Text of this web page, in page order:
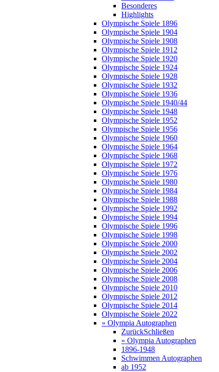
Besonderes
Highlights
Olympische Spiele 1896
Olympische Spiele 1904
Olympische Spiele 1908
Olympische Spiele 1912
Olympische Spiele 1920
Olympische Spiele 1924
Olympische Spiele 1928
Olympische Spiele 1932
Olympische Spiele 1936
Olympische Spiele 1940/44
Olympische Spiele 1948
Olympische Spiele 1952
Olympische Spiele 1956
Olympische Spiele 1960
Olympische Spiele 1964
Olympische Spiele 1968
Olympische Spiele 1972
Olympische Spiele 1976
Olympische Spiele 1980
Olympische Spiele 1984
Olympische Spiele 1988
Olympische Spiele 1992
Olympische Spiele 1994
Olympische Spiele 1996
Olympische Spiele 1998
Olympische Spiele 2000
Olympische Spiele 2002
Olympische Spiele 2004
Olympische Spiele 2006
Olympische Spiele 2008
Olympische Spiele 2010
Olympische Spiele 2012
Olympische Spiele 2014
Olympische Spiele 2022
» Olympia Autographen
ZurückSchließen
» Olympia Autographen
1896-1948
Schwimmen Autographen
ab 1952